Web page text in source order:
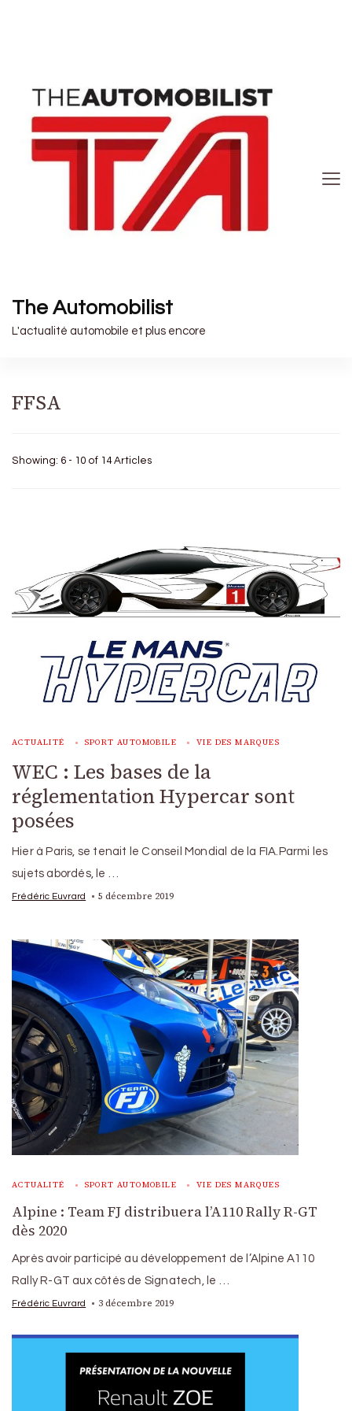
The Automobilist
L'actualité automobile et plus encore
FFSA
Showing: 6 - 10 of 14 Articles
ACTUALITÉ SPORT AUTOMOBILE VIE DES MARQUES
WEC : Les bases de la
réglementation Hypercar sont
posées
Hier à Paris, se tenait le Conseil Mondial de la FIA.Parmi les
sujets abordés, le …
Frédéric Euvrard 5 décembre 2019
ACTUALITÉ SPORT AUTOMOBILE VIE DES MARQUES
Alpine : Team FJ distribuera l’A110 Rally R-GT
dès 2020
Après avoir participé au développement de l’Alpine A110
Rally R-GT aux côtés de Signatech, le …
Frédéric Euvrard 3 décembre 2019